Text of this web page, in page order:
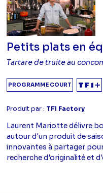
Petits plats en
Tartare de truite au
PROGRAMME COURT
Produit par : TF1 Factory
Laurent Mariotte délivre
autour d'un produit de
innovantes à partager
recherche d'originalité et